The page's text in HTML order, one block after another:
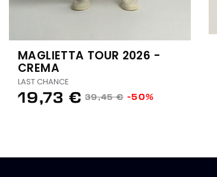
MAGLIETTA TOUR 2026 -
CREMA
LAST CHANCE
19,73 € 39,45 € -50%